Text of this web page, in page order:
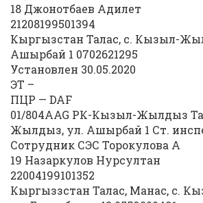
18 Джонотбаев Адилет
21208199501394
Кыргызстан Талас, с. Кызыл-
Ашырбай 1 0702621295
Установлен 30.05.2020
ЭТ –
ПЦР — DAF
01/804AAG РК-Кызыл-Жылдыз
Жылдыз, ул. Ашырбай 1 Ст.
Сотрудник СЭС Торокулова А
19 Назаркулов Нурсултан
22004199101352
Кыргыззстан Талас, Манас, с.